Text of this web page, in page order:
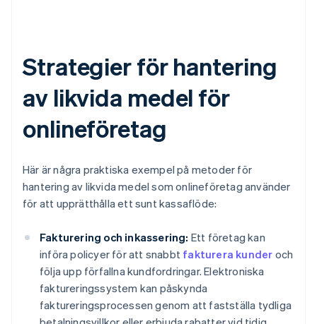
Strategier för hantering
av likvida medel för
onlineföretag
Här är några praktiska exempel på metoder för
hantering av likvida medel som onlineföretag använder
för att upprätthålla ett sunt kassaflöde:
Fakturering och inkassering: Ett företag kan
införa policyer för att snabbt fakturera kunder och
följa upp förfallna kundfordringar. Elektroniska
faktureringssystem kan påskynda
faktureringsprocessen genom att fastställa tydliga